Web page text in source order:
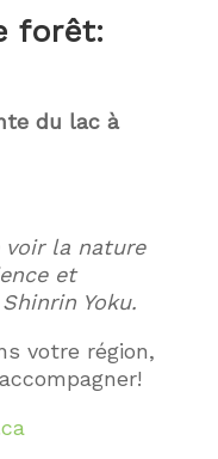
forêt:
du lac à
voir la nature
et
Yoku.
votre région,